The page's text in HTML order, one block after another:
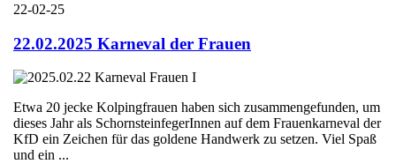
22-02-25
22.02.2025 Karneval der Frauen
Etwa 20 jecke Kolpingfrauen haben sich zusammengefunden, um
dieses Jahr als SchornsteinfegerInnen auf dem Frauenkarneval der
KfD ein Zeichen für das goldene Handwerk zu setzen. Viel Spaß
und ein ...